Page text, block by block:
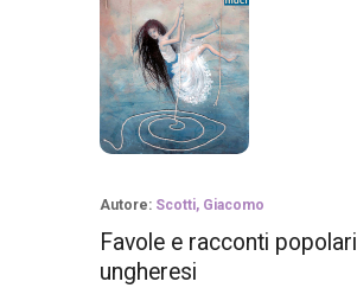
Autore: Scotti, Giacomo
Favole e racconti popolari
ungheresi